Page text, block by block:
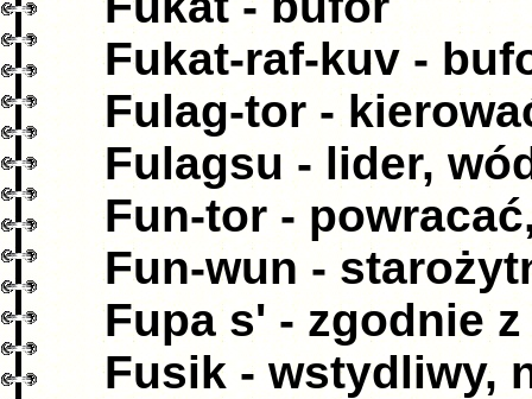
Fukat-raf-kuv -
Fulag-tor -
Fulagsu - lider,
Fun-tor -
Fun-wun -
Fupa s' - zgodnie z
Fusik - wstydliwy,